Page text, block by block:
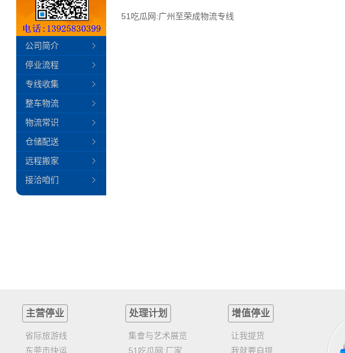
51吃瓜网:广州至荣成物流专线
公司简介
停业流程
专线收集
整车物流
物流常识
仓储配送
远程搬家
接洽咱们
主营停业
省际旅游线
东莞市快运
处理计划
集會与艺术展览
51吃瓜网:厂家
增值停业
让我提货
我就要自提